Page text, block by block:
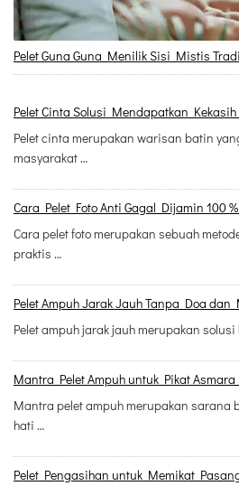
Pelet Guna Guna Menilik Sisi Mistis
Pelet Cinta Solusi Mendapatkan Kekasih
Pelet cinta merupakan warisan batin
masyarakat …
Cara Pelet Foto Anti Gagal Dijamin 100
Cara pelet foto merupakan sebuah
praktis …
Pelet Ampuh Jarak Jauh Tanpa Doa dan
Pelet ampuh jarak jauh merupakan
Mantra Pelet Ampuh untuk Pikat Asmara
Mantra pelet ampuh merupakan sarana
hati …
Pelet Pengasihan untuk Memikat